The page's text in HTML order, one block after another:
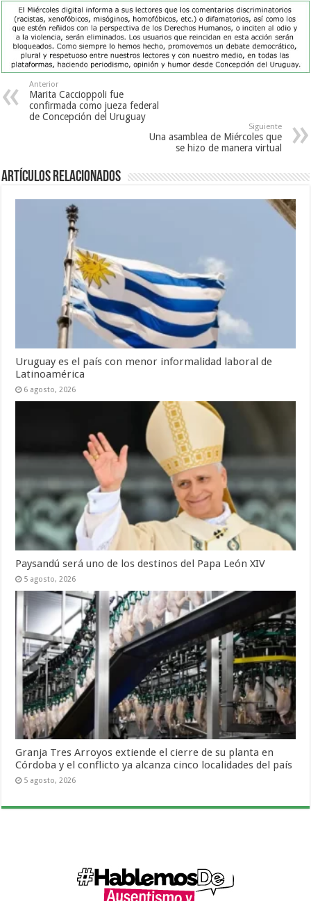
Anterior
Marita Caccioppoli fue
confirmada como jueza federal
de Concepción del Uruguay
Siguiente
Una asamblea de Miércoles que
se hizo de manera virtual
Artículos Relacionados
Uruguay es el país con menor informalidad laboral de
Latinoamérica
6 agosto, 2026
Paysandú será uno de los destinos del Papa León XIV
5 agosto, 2026
Granja Tres Arroyos extiende el cierre de su planta en
Córdoba y el conflicto ya alcanza cinco localidades del país
5 agosto, 2026